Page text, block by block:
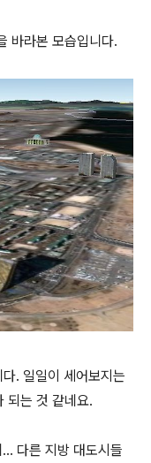
바라본 모습입니다.
. 일일이 세어보지는
되는 것 같네요.
다른 지방 대도시들